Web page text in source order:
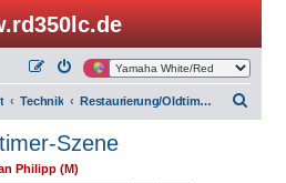
Technik Restaurierung/Oldtimer-Szene
Szene
Philipp (M)